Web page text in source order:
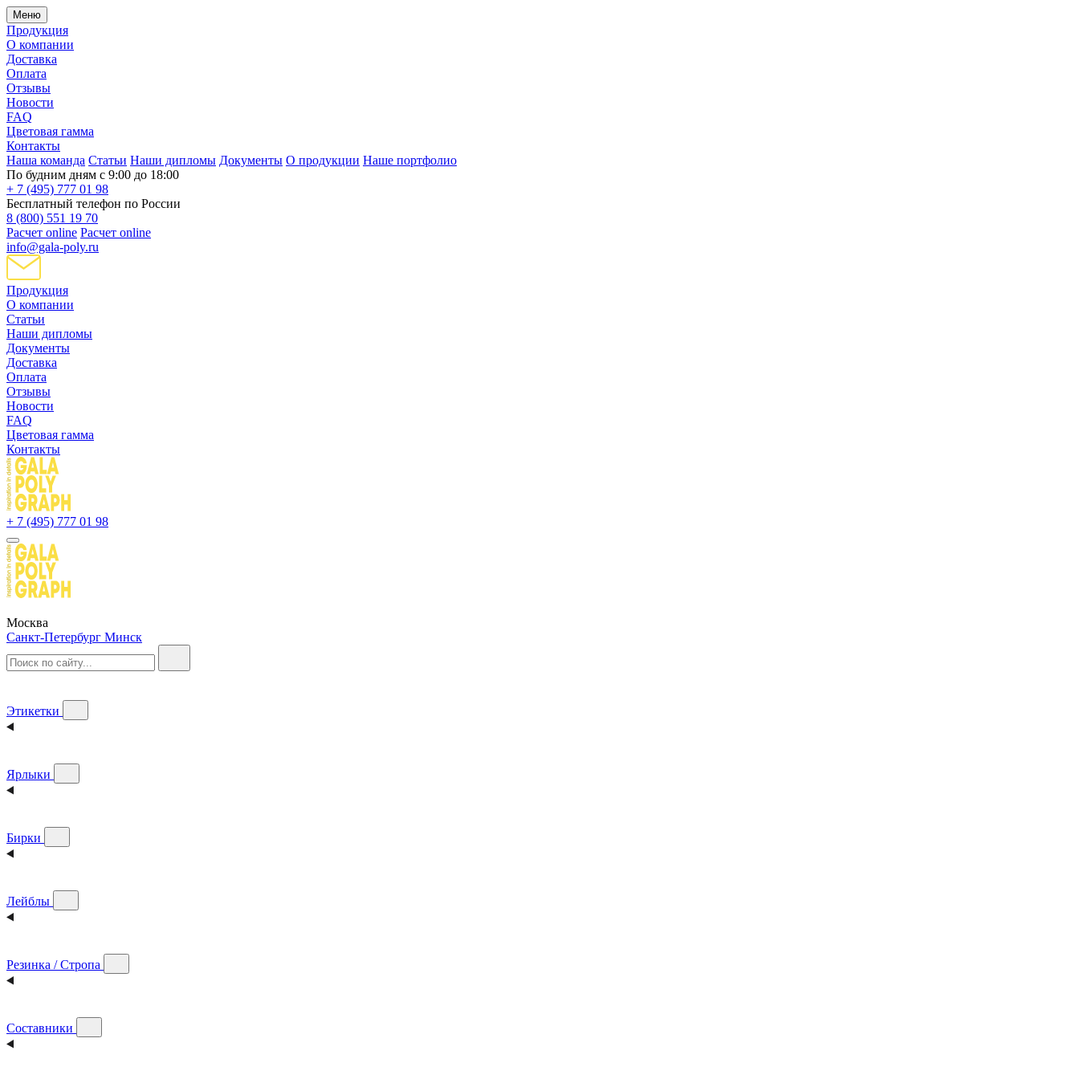
Меню
Продукция
О компании
Доставка
Оплата
Отзывы
Новости
FAQ
Цветовая гамма
Контакты
Наша команда Статьи Наши дипломы Документы О продукции Наше портфолио
По будним дням с 9:00 до 18:00
+ 7 (495) 777 01 98
Бесплатный телефон по России
8 (800) 551 19 70
Расчет online Расчет online
info@gala-poly.ru
Продукция
О компании
Статьи
Наши дипломы
Документы
Доставка
Оплата
Отзывы
Новости
FAQ
Цветовая гамма
Контакты
+ 7 (495) 777 01 98
Москва
Санкт-Петербург Минск
Этикетки
Ярлыки
Бирки
Лейблы
Резинка / Стропа
Составники